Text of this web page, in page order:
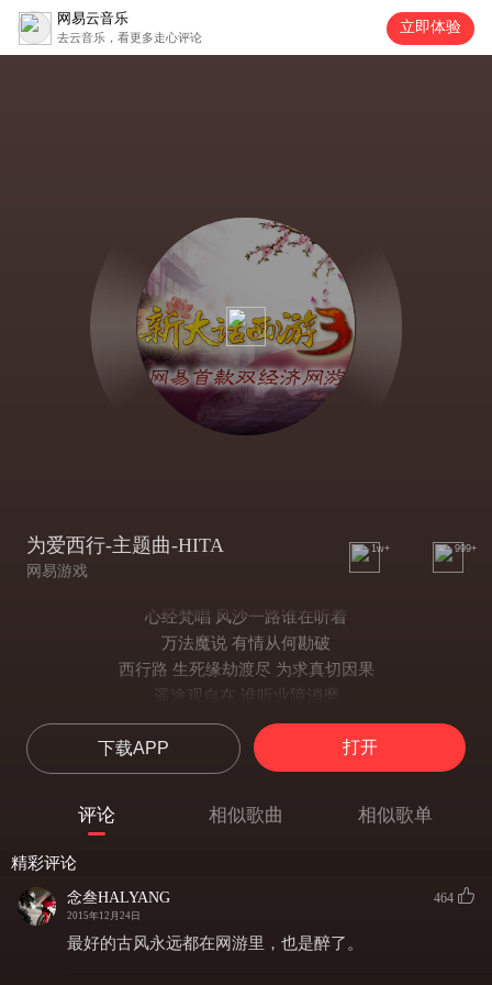
网易云音乐
去云音乐，看更多走心评论
立即体验
为爱西行-主题曲-HITA
网易游戏
1w+ 999+
心经梵唱 风沙一路谁在听着
万法魔说 有情从何勘破
西行路 生死缘劫渡尽 为求真切因果
遥途观自在 谁听业障消磨
画尽风骨 描不上阴阳的交错
潇湘烟雨 载不动落花随流波
谁判善恶 子不语虚妄又何来鬼神凭说
啊 眷恋着无边江山 巍峨
情 总与怨纠葛 念念中堕仙入魔
画尽风骨 描不上阴阳的交错
下载APP 打开
评论 相似歌曲 相似歌单
精彩评论
念叁HALYANG
2015年12月24日
464
最好的古风永远都在网游里，也是醉了。